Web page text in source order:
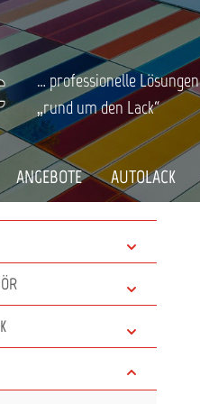
springen
… professionelle Lösungen
„rund um den Lack“
ANGEBOTE AUTOLACK
Reiniger